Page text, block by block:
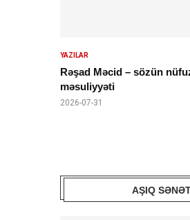
YAZILAR
Rəşad Məcid – sözün
məsuliyyəti
2026-07-31
AŞIQ